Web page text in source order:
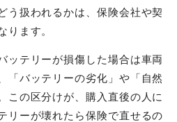
う扱われるかは、保険会社や契
ります。
ッテリーが損傷した場合は車両
「バッテリーの劣化」や「自然
この区分けが、購入直後の人に
リーが壊れたら保険で直せるの